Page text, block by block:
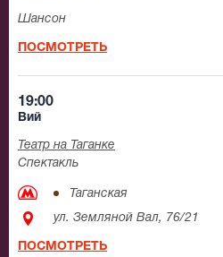
Шансон
ПОСМОТРЕТЬ
19:00
Вий
Театр на Таганке
Спектакль
Таганская
ул. Земляной Вал, 76/21
ПОСМОТРЕТЬ